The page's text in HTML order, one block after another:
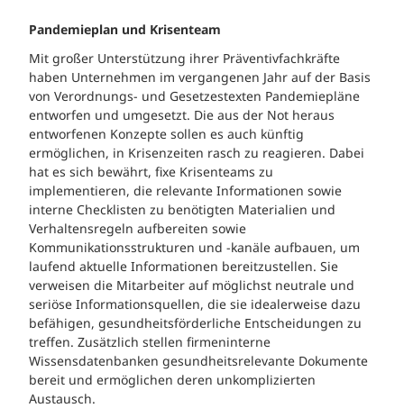
Pandemieplan und Krisenteam
Mit großer Unterstützung ihrer Präventivfachkräfte
haben Unternehmen im vergangenen Jahr auf der Basis
von Verordnungs- und Gesetzestexten Pandemiepläne
entworfen und umgesetzt. Die aus der Not heraus
entworfenen Konzepte sollen es auch künftig
ermöglichen, in Krisenzeiten rasch zu reagieren. Dabei
hat es sich bewährt, fixe Krisenteams zu
implementieren, die relevante Informationen sowie
interne Checklisten zu benötigten Materialien und
Verhaltensregeln aufbereiten sowie
Kommunikationsstrukturen und -kanäle aufbauen, um
laufend aktuelle Informationen bereitzustellen. Sie
verweisen die Mitarbeiter auf möglichst neutrale und
seriöse Informationsquellen, die sie idealerweise dazu
befähigen, gesundheitsförderliche Entscheidungen zu
treffen. Zusätzlich stellen firmeninterne
Wissensdatenbanken gesundheitsrelevante Dokumente
bereit und ermöglichen deren unkomplizierten
Austausch.